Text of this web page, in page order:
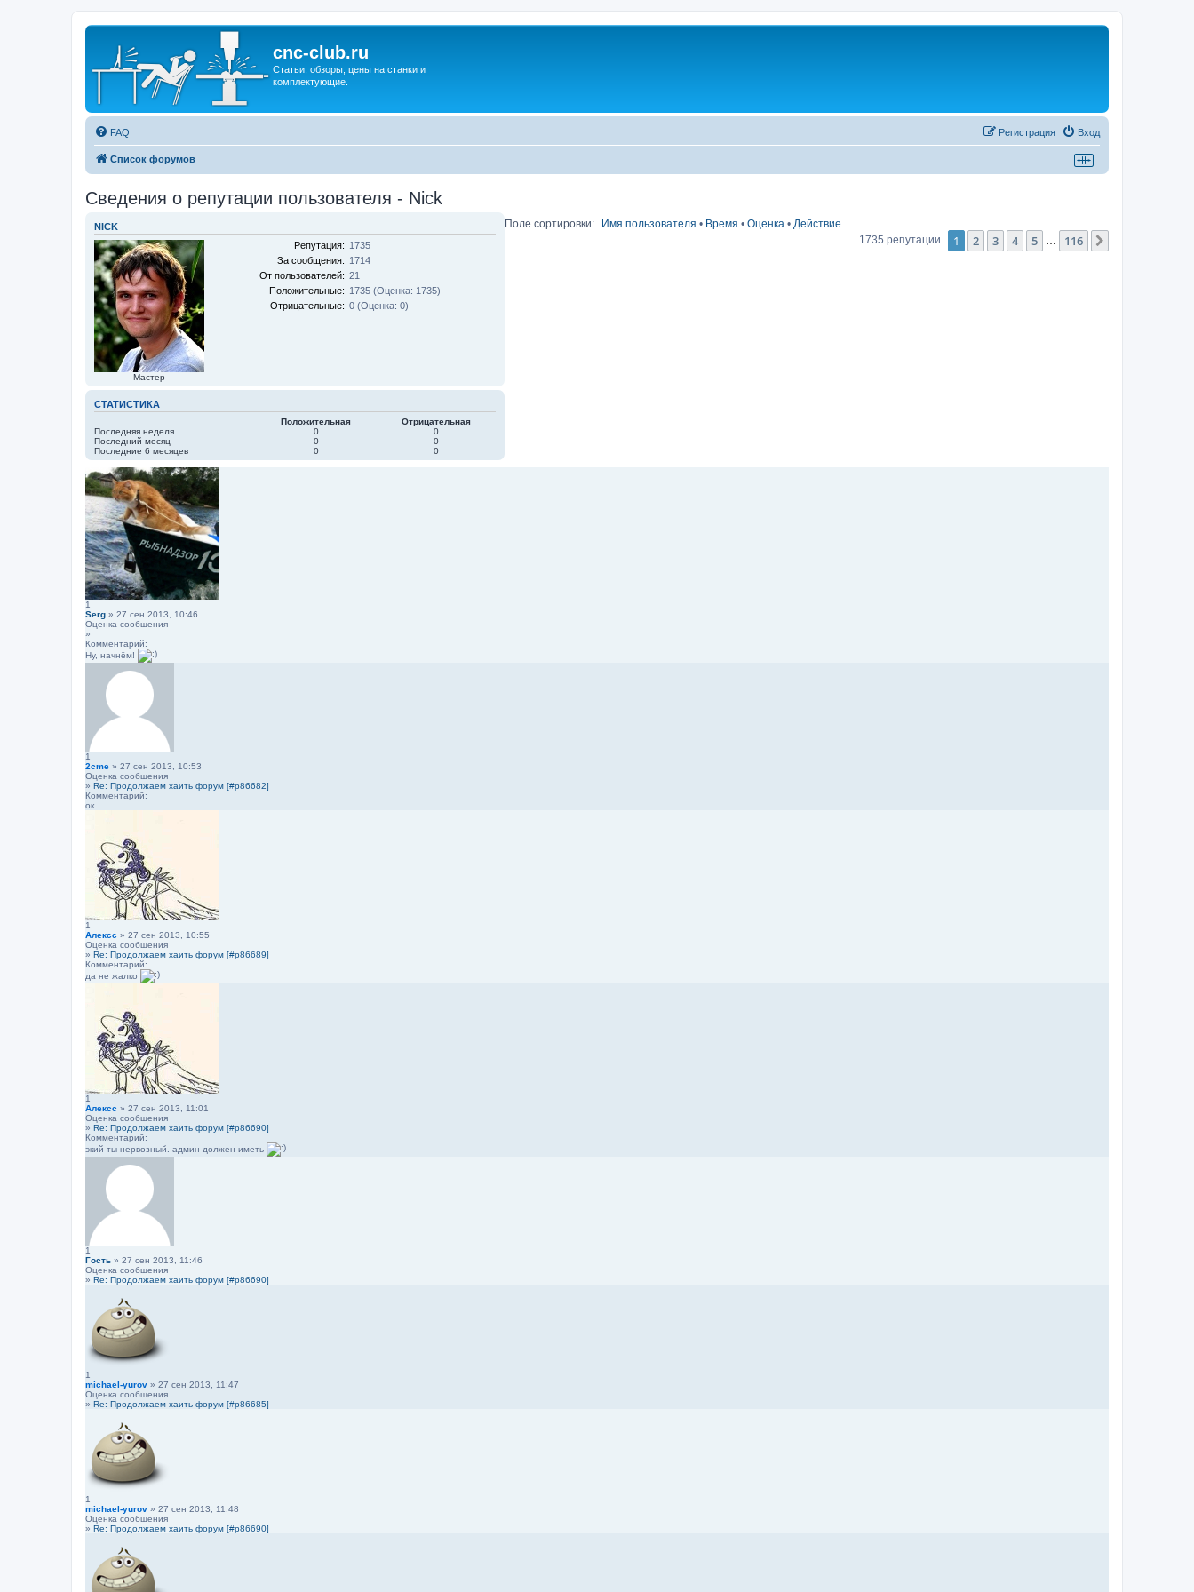
cnc-club.ru
Статьи, обзоры, цены на станки и
комплектующие.
FAQ Вход
Регистрация
Список форумов
Сведения о репутации пользователя - Nick
NICK
Мастер
Репутация: 1735
За сообщения: 1714
От пользователей: 21
Положительные: 1735 (Оценка: 1735)
Отрицательные: 0 (Оценка: 0)
СТАТИСТИКА
Положительная
Отрицательная
Последняя неделя
0
0
Последний месяц
0
0
Последние 6 месяцев
0 0
Поле сортировки: Имя пользователя • Время •Оценка •Действие
1735 репутации
1 2 3 4 5 … 116
1
Serg » 27 сен 2013, 10:46
Оценка сообщения
»
Комментарий:
Ну, начнём!
1
2cme » 27 сен 2013, 10:53
Оценка сообщения
» Re: Продолжаем хаить форум [#p86682]
Комментарий:
ок.
1
Алексс » 27 сен 2013, 10:55
Оценка сообщения
» Re: Продолжаем хаить форум [#p86689]
Комментарий:
да не жалко
1
Алексс » 27 сен 2013, 11:01
Оценка сообщения
» Re: Продолжаем хаить форум [#p86690]
Комментарий:
экий ты нервозный. админ должен иметь
1
Гость » 27 сен 2013, 11:46
Оценка сообщения
» Re: Продолжаем хаить форум [#p86690]
1
michael-yurov » 27 сен 2013, 11:47
Оценка сообщения
» Re: Продолжаем хаить форум [#p86685]
1
michael-yurov » 27 сен 2013, 11:48
Оценка сообщения
» Re: Продолжаем хаить форум [#p86690]